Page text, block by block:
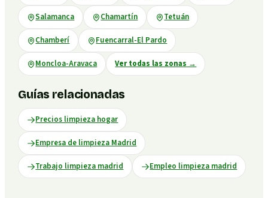
Salamanca Chamartín Tetuán
Chamberí Fuencarral-El Pardo
Moncloa-Aravaca Ver todas las zonas →
Guías relacionadas
Precios limpieza hogar
Empresa de limpieza Madrid
Trabajo limpieza madrid Empleo limpieza madrid